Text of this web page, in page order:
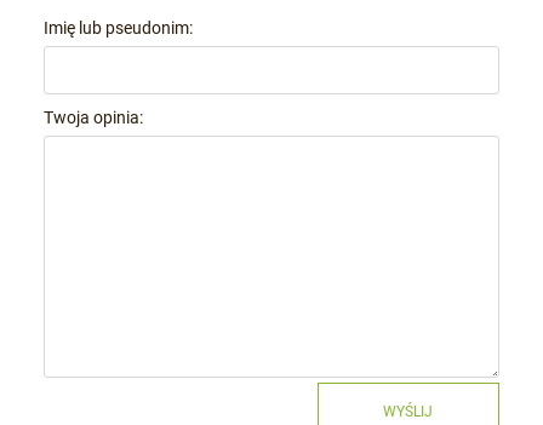
Imię lub pseudonim:
Twoja opinia:
WYŚLIJ